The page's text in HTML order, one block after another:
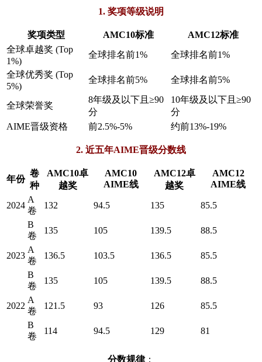
1. 奖项等级说明
​奖项类型​ ​AMC10标准​
​AMC12标准​
全球卓越奖 (Top
1%)
全球排名前1%
全球排名前1%
全球优秀奖 (Top
5%)
全球排名前5% 全球排名前5%
全球荣誉奖
8年级及以下且≥90
分
10年级及以下且≥90
分
AIME晋级资格
前2.5%-5% 约前13%-19%
2. 近五年AIME晋级分数线
年份
卷
种
AMC10卓
越奖
AMC10
AIME线
AMC12卓
越奖
AMC12
AIME线
2024
A
卷
132 94.5 135
85.5
B
卷
135 105 139.5 88.5
2023
A
卷
136.5 103.5 136.5
85.5
B
卷
135 105 139.5 88.5
2022
A
卷
121.5 93 126
85.5
B
卷
114 94.5 129 81
​分数规律​​：